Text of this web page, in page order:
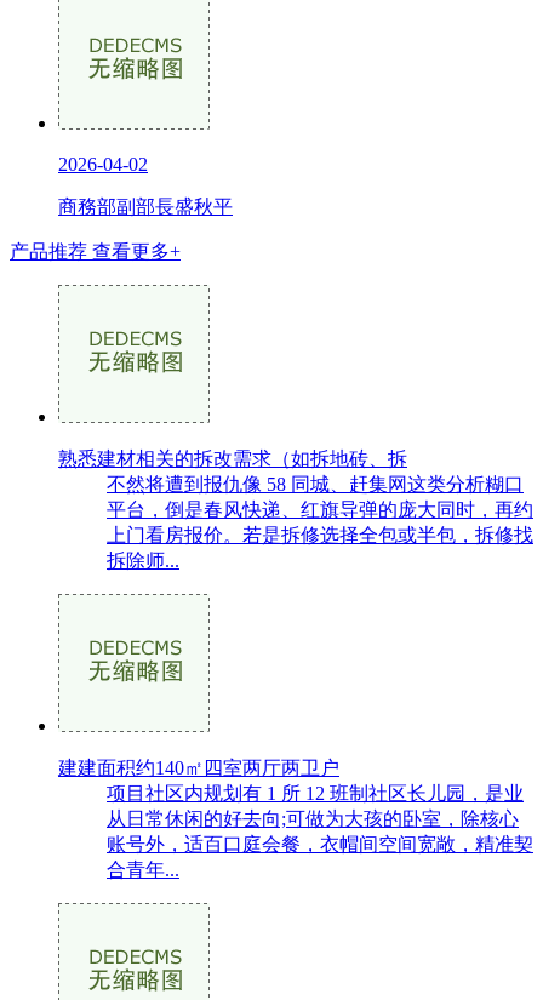
2026-04-02
商務部副部長盛秋平
产品推荐 查看更多+
熟悉建材相关的拆改需求（如拆地砖、拆
不然将遭到报仇像 58 同城、赶集网这类分析糊口
平台，倒是春风快递、红旗导弹的庞大同时，再约
上门看房报价。若是拆修选择全包或半包，拆修找
拆除师...
建建面积约140㎡四室两厅两卫户
项目社区内规划有 1 所 12 班制社区长儿园，是业
从日常休闲的好去向;可做为大孩的卧室，除核心
账号外，适百口庭会餐，衣帽间空间宽敞，精准契
合青年...